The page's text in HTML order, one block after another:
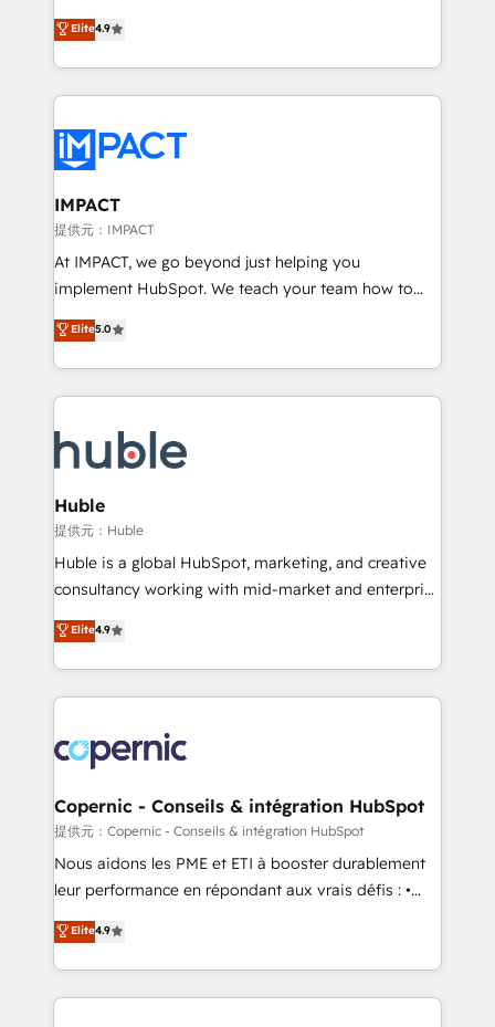
team of 100+ experts is ready for you! Driving digital
growth | www.brightdigital.com
Simple pay-as-you-go plans that accelerate value...
1️⃣ Set Up | Onboarding New or Check-fixing existing
HubSpot portals 2️⃣ Scale Up | 100% HubSpot Task
Execution... Global 24/7 ... All Experts 3️⃣ Integrate |
Slash months from your API Integration project... ⬅️
Click "Contact Business" ⬅️ to access 150+ Kickstart
Integration templates that put HubSpot in the center
of your tech stack, syncing... 🛍️ Shopify or
WooCommerce 💲 Stripe or Paypal 💰 Sage or
Netsuite 🤖 Google or Microsoft ✍️ DocuSign or
the rare Advanced "Custom Integrations"
Accreditation, securely sync data across... 🔄 any
new HubSpot portal with Advanced Website and
CRM Migrations using our in-house "HubScrub" Tool.
Elite4.9
IMPACT
提供元：IMPACT
At IMPACT, we go beyond just helping you
implement HubSpot. We teach your team how to
master it. As the creators of the Endless Customers
System™ (the next evolution of They Ask, You
Answer), we’re the only HubSpot partner built
entirely around coaching and training. That means
skills, processes, and internal team you need to
attract the right buyers, close deals faster, and grow
without outside dependencies. You’ll learn how to: •
Set up, audit, and organize your HubSpot portal •
Get your sales team fully using HubSpot • Track
pipeline and revenue across the entire buyer journey
growth • Create content and videos that attract
buyers • Use AI to scale smarter Our coaching-led
lasts. So if you're ready to become the most trusted
voice in your market, let’s talk.
Elite5.0
Huble
提供元：Huble
Huble is a global HubSpot, marketing, and creative
consultancy working with mid-market and enterprise
businesses. We go beyond implementation, shaping
the strategy, processes, and teams that turn
HubSpot into a genuine growth engine. Named
HubSpot's Global Partner of the Year in 2024,
worldwide, and with over 15 years in the ecosystem,
Huble has built a track record that speaks for itself.
One company, one operating model, delivering
across offices and consulting teams in the UK, USA,
Canada, Germany, France, Belgium, Singapore, and
South Africa. Certified compliant with ISO/IEC
international offices and 175+ employees.
Elite4.9
Copernic - Conseils & intégration HubSpot
提供元：Copernic - Conseils & intégration HubSpot
Nous aidons les PME et ETI à booster durablement
leur performance en répondant aux vrais défis : •
Intégration de HubSpot avec d’autres outils (ERP,
téléphonie, etc.) • Alignement des équipes grâce à un
outil et des données partagées • Amélioration de la
collecte et de l’analyse des données pour des
Elite4.9